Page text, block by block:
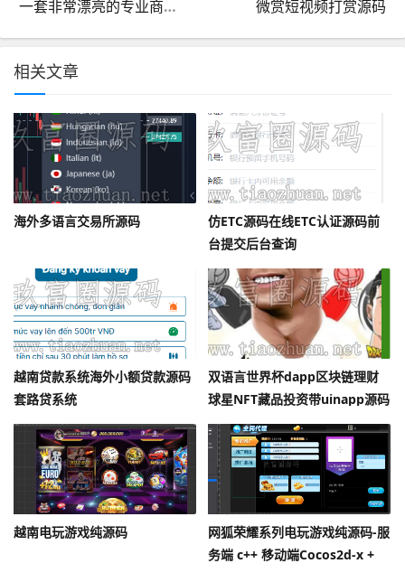
一套非常漂亮的专业商城源码功能强大带简易说明 微赏短视频打赏源码
相关文章
海外多语言交易所源码
仿ETC源码在线ETC认证源码前
台提交后台查询
越南贷款系统海外小额贷款源码
套路贷系统
双语言世界杯dapp区块链理财
球星NFT藏品投资带uinapp源码
越南电玩游戏纯源码
网狐荣耀系列电玩游戏纯源码-服
务端 c++ 移动端Cocos2d-x +